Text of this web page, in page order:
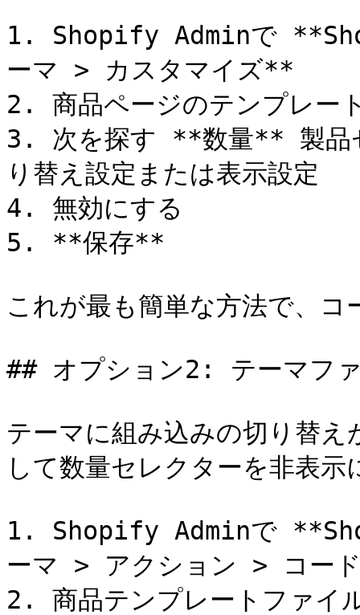
1. Shopify Adminで
ーマ > カスタマイズ**
2. 商品ページのテンプレー
3. 次を探す **数量** 製品
り替え設定または表示設定
4. 無効にする
5. **保存**
これが最も簡単な方法で、コ
## オプション2: テーマフ
テーマに組み込みの切り替
して数量セレクターを非表示
1. Shopify Adminで
ーマ > アクション > コー
2. 商品テンプレートファイ